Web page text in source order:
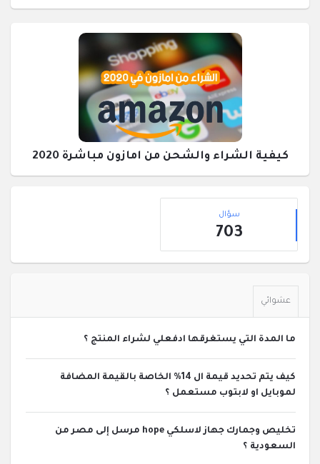
كيفية الشراء والشحن من امازون مباشرة 2020
القائمة
الجانبية
إحصائيات
سؤال
703
عشوائي
ما المدة التي يستغرقها ادفعلي لشراء المنتج ؟
كيف يتم تحديد قيمة ال 14% الخاصة بالقيمة المضافة
لموبايل او لابتوب مستعمل ؟
تخليص وجمارك جهاز لاسلكي hope مرسل إلى مصر من
السعودية ؟